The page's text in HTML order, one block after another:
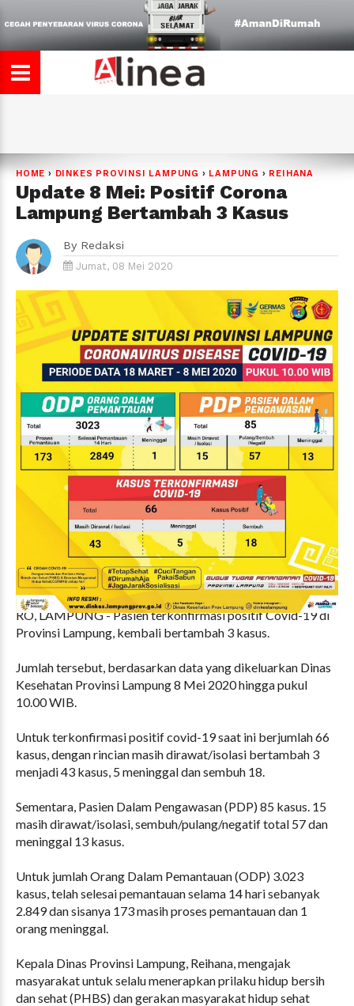
HOME › DINKES PROVINSI LAMPUNG › LAMPUNG › REIHANA
Update 8 Mei: Positif Corona
Lampung Bertambah 3 Kasus
By Redaksi
Jumat, 08 Mei 2020
RO, LAMPUNG - Pasien terkonfirmasi positif Covid-19 di
Provinsi Lampung, kembali bertambah 3 kasus.
Jumlah tersebut, berdasarkan data yang dikeluarkan Dinas
Kesehatan Provinsi Lampung 8 Mei 2020 hingga pukul
10.00 WIB.
Untuk terkonfirmasi positif covid-19 saat ini berjumlah 66
kasus, dengan rincian masih dirawat/isolasi bertambah 3
menjadi 43 kasus, 5 meninggal dan sembuh 18.
Sementara, Pasien Dalam Pengawasan (PDP) 85 kasus. 15
masih dirawat/isolasi, sembuh/pulang/negatif total 57 dan
meninggal 13 kasus.
Untuk jumlah Orang Dalam Pemantauan (ODP) 3.023
kasus, telah selesai pemantauan selama 14 hari sebanyak
2.849 dan sisanya 173 masih proses pemantauan dan 1
orang meninggal.
Kepala Dinas Provinsi Lampung, Reihana, mengajak
masyarakat untuk selalu menerapkan prilaku hidup bersih
dan sehat (PHBS) dan gerakan masyarakat hidup sehat